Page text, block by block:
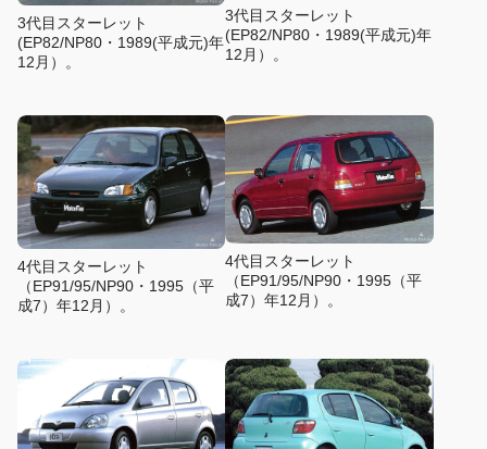
3代目スターレット
(EP82/NP80・1989(平成元)年
12月）。
3代目スターレット
(EP82/NP80・1989(平成元)年
12月）。
4代目スターレット
（EP91/95/NP90・1995（平
成7）年12月）。
4代目スターレット
（EP91/95/NP90・1995（平
成7）年12月）。